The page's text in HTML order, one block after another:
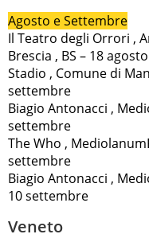
Agosto e Settembre
Il Teatro degli Orrori ,
Brescia , BS – 18 agosto
Stadio , Comune di
settembre
Biagio Antonacci ,
settembre
The Who ,
settembre
Biagio Antonacci ,
10 settembre
Veneto